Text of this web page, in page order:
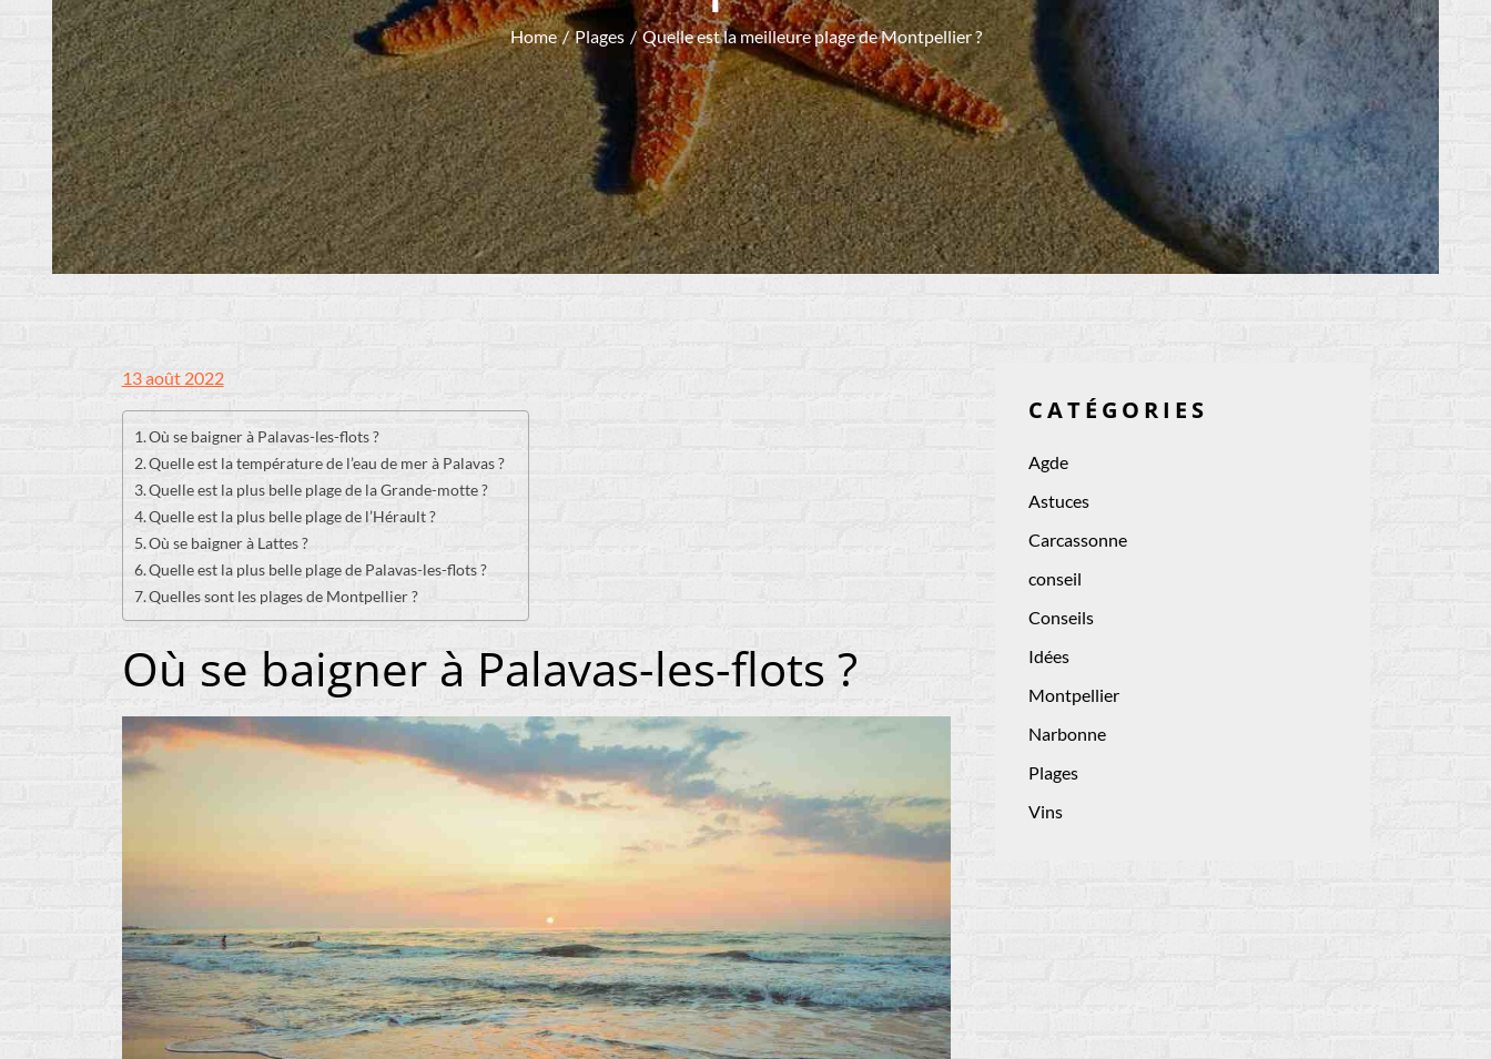
Home Plages Quelle est la meilleure plage de Montpellier ?
Posted
on
13 août 2022
Où se baigner à Palavas-les-flots ?
Quelle est la température de l’eau de mer à Palavas ?
Quelle est la plus belle plage de la Grande-motte ?
Quelle est la plus belle plage de l’Hérault ?
Où se baigner à Lattes ?
Quelle est la plus belle plage de Palavas-les-flots ?
Quelles sont les plages de Montpellier ?
Où se baigner à Palavas-les-flots ?
CATÉGORIES
Agde
Astuces
Carcassonne
conseil
Conseils
Idées
Montpellier
Narbonne
Plages
Vins